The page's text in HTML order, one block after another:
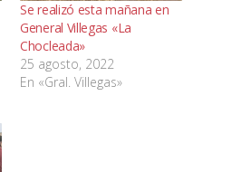
Se realizó esta mañana en
General Villegas «La
Chocleada»
25 agosto, 2022
En «Gral. Villegas»